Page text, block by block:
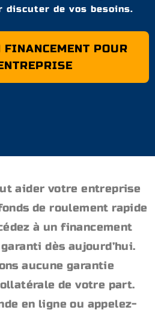
discuter de vos besoins.
FINANCEMENT POUR
aider votre entreprise
de roulement rapide
à un financement
dès aujourd’hui.
aucune garantie
de votre part.
en ligne ou appelez-